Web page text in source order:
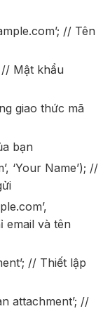
// Tên
// Mật khẩu
giao thức mã
bạn
‘Your Name’); //
email và tên
// Thiết lập
attachment’; //